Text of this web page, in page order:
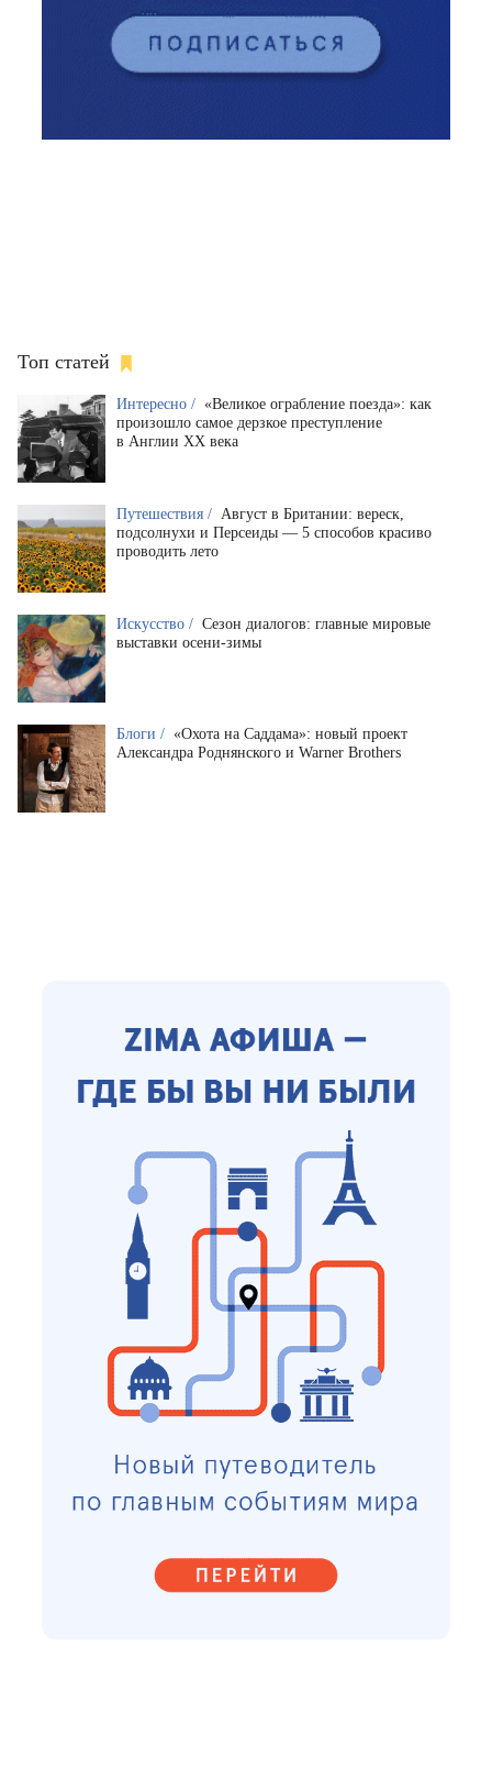
Топ статей
Интересно / «Великое ограбление поезда»: как
произошло самое дерзкое преступление
в Англии XX века
Путешествия / Август в Британии: вереск,
подсолнухи и Персеиды — 5 способов красиво
проводить лето
Искусство / Сезон диалогов: главные мировые
выставки осени-зимы
Блоги / «Охота на Саддама»: новый проект
Александра Роднянского и Warner Brothers